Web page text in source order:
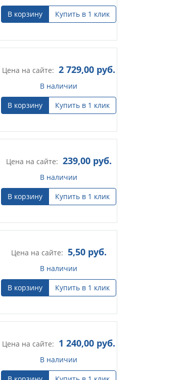
В корзину
Купить в 1 клик
Цена на сайте: 2 729,00 руб.
В наличии
В корзину
Купить в 1 клик
Цена на сайте: 239,00руб.
В наличии
В корзину
Купить в 1 клик
Цена на сайте: 5,50руб.
В наличии
В корзину
Купить в 1 клик
Цена на сайте: 1 240,00 руб.
В наличии